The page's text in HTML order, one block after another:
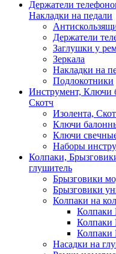
Держатели
Накладки на педали
Держатели
Заглушки у
Зеркала
Накладки на
Подлокотники
Инструмент, Ключи
Скотч
Изолента,
Ключи
Ключи
Наборы
Колпаки,
глушитель
Брызговики
Брызговики
Колпаки на
Колпаки
Колпаки
Колпаки
Насадки на